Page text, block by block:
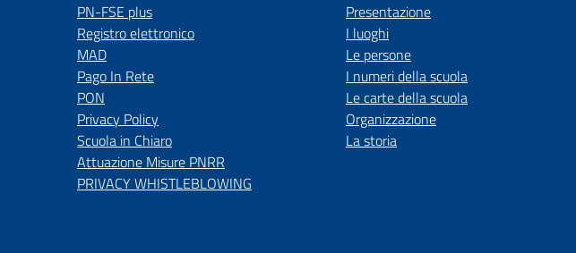
PN-FSE plus
Registro elettronico
MAD
Pago In Rete
PON
Privacy Policy
Scuola in Chiaro
Attuazione Misure PNRR
PRIVACY WHISTLEBLOWING
Presentazione
I luoghi
Le persone
I numeri della scuola
Le carte della scuola
Organizzazione
La storia